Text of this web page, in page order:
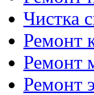
Чистка
Ремонт
Ремонт
Ремонт